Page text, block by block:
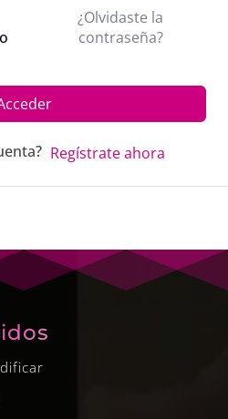
¿Olvidaste la
contraseña?
Regístrate ahora